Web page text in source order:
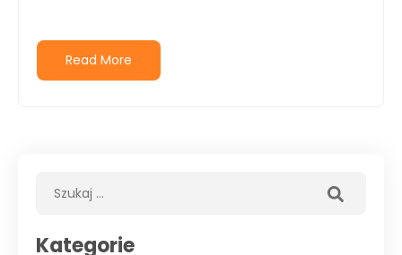
Read More
Kategorie